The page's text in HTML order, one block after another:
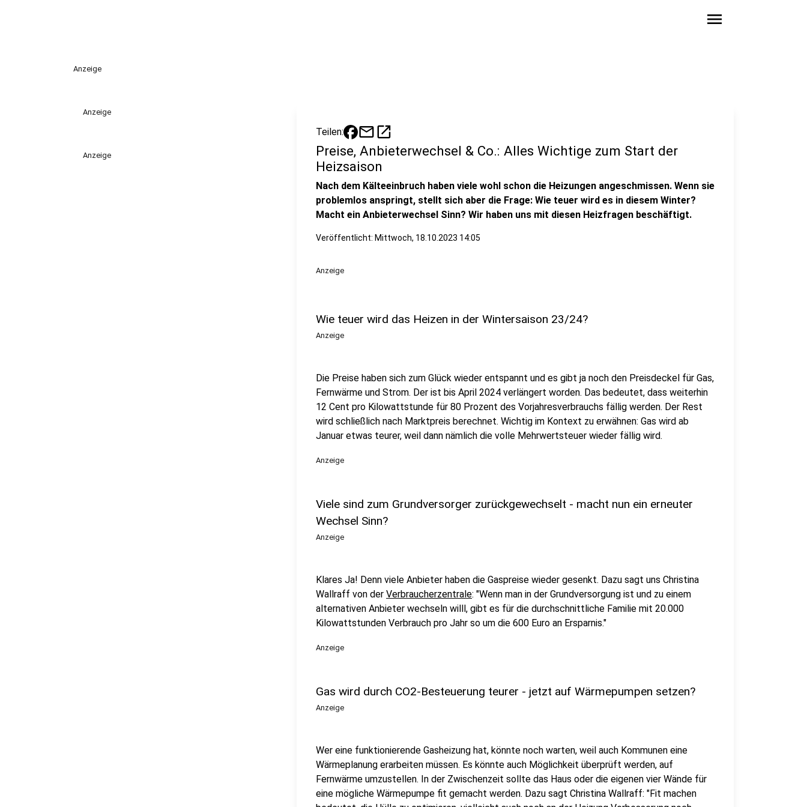
menu
Anzeige
Anzeige
Anzeige
Teilen: mailopen_in_new
Preise, Anbieterwechsel & Co.: Alles Wichtige zum Start der
Heizsaison
Nach dem Kälteeinbruch haben viele wohl schon die Heizungen angeschmissen. Wenn sie
problemlos anspringt, stellt sich aber die Frage: Wie teuer wird es in diesem Winter?
Macht ein Anbieterwechsel Sinn? Wir haben uns mit diesen Heizfragen beschäftigt.
Veröffentlicht: Mittwoch, 18.10.2023 14:05
Anzeige
Wie teuer wird das Heizen in der Wintersaison 23/24?
Anzeige
Die Preise haben sich zum Glück wieder entspannt und es gibt ja noch den Preisdeckel für Gas,
Fernwärme und Strom. Der ist bis April 2024 verlängert worden. Das bedeutet, dass weiterhin
12 Cent pro Kilowattstunde für 80 Prozent des Vorjahresverbrauchs fällig werden. Der Rest
wird schließlich nach Marktpreis berechnet. Wichtig im Kontext zu erwähnen: Gas wird ab
Januar etwas teurer, weil dann nämlich die volle Mehrwertsteuer wieder fällig wird.
Anzeige
Viele sind zum Grundversorger zurückgewechselt - macht nun ein erneuter
Wechsel Sinn?
Anzeige
Klares Ja! Denn viele Anbieter haben die Gaspreise wieder gesenkt. Dazu sagt uns Christina
Wallraff von der Verbraucherzentrale: "Wenn man in der Grundversorgung ist und zu einem
alternativen Anbieter wechseln willl, gibt es für die durchschnittliche Familie mit 20.000
Kilowattstunden Verbrauch pro Jahr so um die 600 Euro an Ersparnis."
Anzeige
Gas wird durch CO2-Besteuerung teurer - jetzt auf Wärmepumpen setzen?
Anzeige
Wer eine funktionierende Gasheizung hat, könnte noch warten, weil auch Kommunen eine
Wärmeplanung erarbeiten müssen. Es könnte auch Möglichkeit überprüft werden, auf
Fernwärme umzustellen. In der Zwischenzeit sollte das Haus oder die eigenen vier Wände für
eine mögliche Wärmepumpe fit gemacht werden. Dazu sagt Christina Wallraff: "Fit machen